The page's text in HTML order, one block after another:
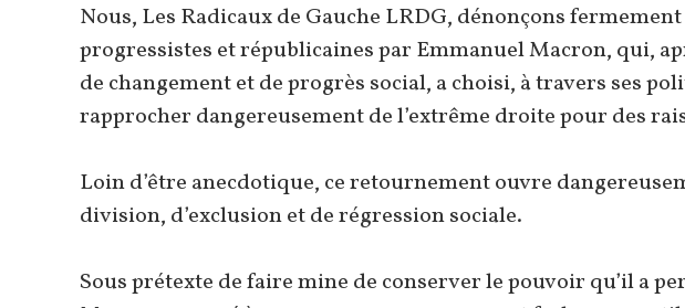
Nous, Les Radicaux de Gauche LRDG, dénonçons
progressistes et républicaines par Emmanuel Macron, qui,
de changement et de progrès social, a choisi, à travers ses
rapprocher dangereusement de l’extrême droite pour des
Loin d’être anecdotique, ce retournement ouvre
division, d’exclusion et de régression sociale.
Sous prétexte de faire mine de conserver le pouvoir qu’il a